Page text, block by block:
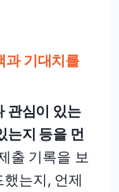
과 기대치를
관심이 있는
는지 등을 먼
출 기록을 보
는지, 언제